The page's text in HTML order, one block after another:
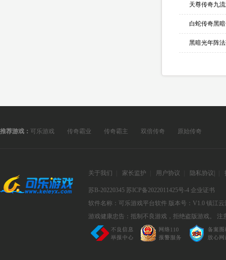
天尊传奇九
黑暗光年阵
推荐游戏： 可乐游戏 传奇霸业 传奇霸主 双倍传奇 原始传奇
关于我们 家长监护 用户协议 隐私协议|
苏B-20220345 苏ICP备2022011425号-4 企业证书
软件名称：可乐游戏平台软件 版本号：V1.0 镇江云
游戏健康忠告：抵制不良游戏，拒绝盗版游戏。